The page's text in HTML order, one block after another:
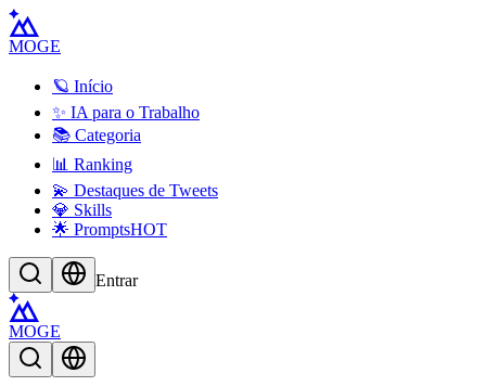
MOGE
🪐 Início
✨ IA para o Trabalho
📚 Categoria
📊 Ranking
💫 Destaques de Tweets
💎 Skills
🌟 PromptsHOT
Entrar
MOGE